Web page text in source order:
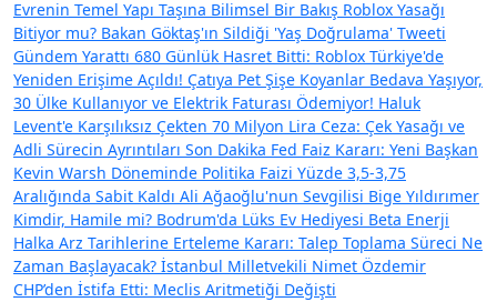
Evrenin Temel Yapı Taşına Bilimsel Bir Bakış Roblox Yasağı
Bitiyor mu? Bakan Göktaş'ın Sildiği 'Yaş Doğrulama' Tweeti
Gündem Yarattı 680 Günlük Hasret Bitti: Roblox Türkiye'de
Yeniden Erişime Açıldı! Çatıya Pet Şişe Koyanlar Bedava Yaşıyor,
30 Ülke Kullanıyor ve Elektrik Faturası Ödemiyor! Haluk
Levent'e Karşılıksız Çekten 70 Milyon Lira Ceza: Çek Yasağı ve
Adli Sürecin Ayrıntıları Son Dakika Fed Faiz Kararı: Yeni Başkan
Kevin Warsh Döneminde Politika Faizi Yüzde 3,5-3,75
Aralığında Sabit Kaldı Ali Ağaoğlu'nun Sevgilisi Bige Yıldırımer
Kimdir, Hamile mi? Bodrum'da Lüks Ev Hediyesi Beta Enerji
Halka Arz Tarihlerine Erteleme Kararı: Talep Toplama Süreci Ne
Zaman Başlayacak? İstanbul Milletvekili Nimet Özdemir
CHP’den İstifa Etti: Meclis Aritmetiği Değişti